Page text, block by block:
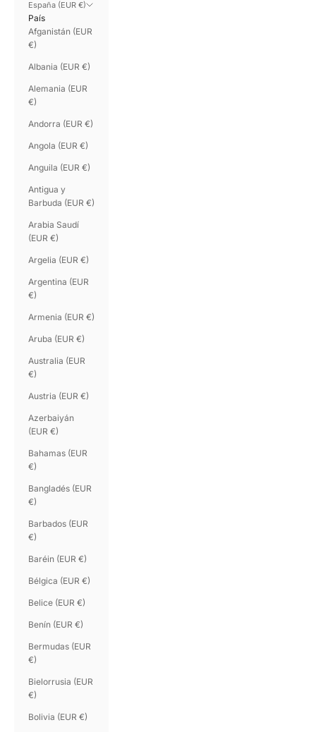
España (EUR €)
País
Afganistán (EUR
€)
Albania (EUR €)
Alemania (EUR
€)
Andorra (EUR €)
Angola (EUR €)
Anguila (EUR €)
Antigua y
Barbuda (EUR €)
Arabia Saudí
(EUR €)
Argelia (EUR €)
Argentina (EUR
€)
Armenia (EUR €)
Aruba (EUR €)
Australia (EUR
€)
Austria (EUR €)
Azerbaiyán
(EUR €)
Bahamas (EUR
€)
Bangladés (EUR
€)
Barbados (EUR
€)
Baréin (EUR €)
Bélgica (EUR €)
Belice (EUR €)
Benín (EUR €)
Bermudas (EUR
€)
Bielorrusia (EUR
€)
Bolivia (EUR €)